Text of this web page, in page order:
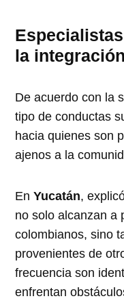
la integración
De acuerdo con la
tipo de conductas
hacia quienes son
ajenos a la
EnYucatán,
no solo alcanzan a
colombianos, sino
provenientes de
frecuencia son
enfrentan